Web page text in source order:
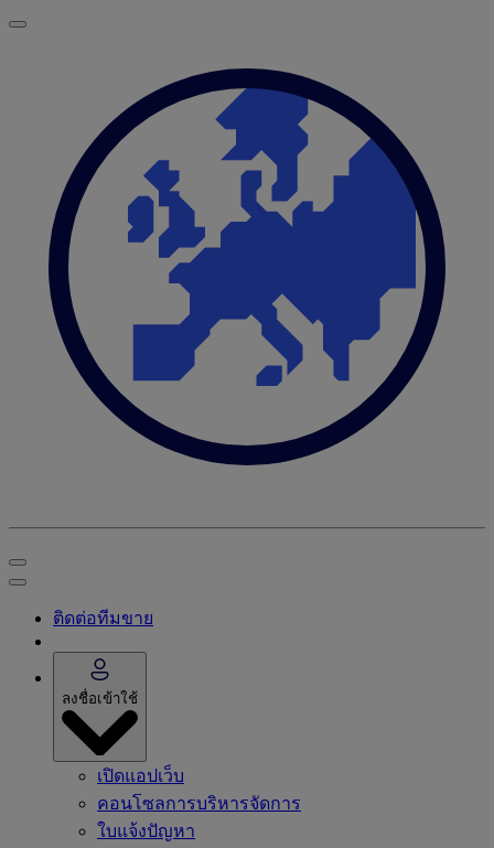
ติดต่อทีมขาย
ลงชื่อเข้าใช้
เปิดแอปเว็บ
คอนโซลการบริหารจัดการ
ใบแจ้งปัญหา